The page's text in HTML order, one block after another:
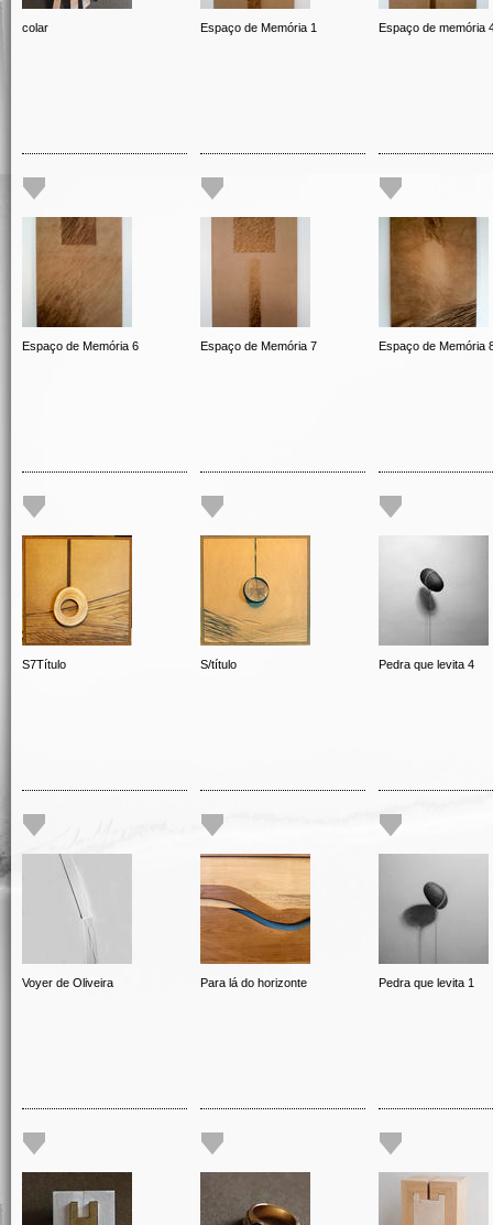
colar Espaço de Memória 1 Espaço de memória
Espaço de Memória 6 Espaço de Memória 7 Espaço de Memória
S7Título S/título Pedra que levita 4
Voyer de Oliveira Para lá do horizonte Pedra que levita 1